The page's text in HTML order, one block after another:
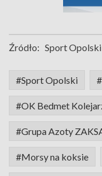
Źródło: Sport Opolski
#Sport Opolski
#OK Bedmet
#Grupa Azoty
#Morsy na koksie